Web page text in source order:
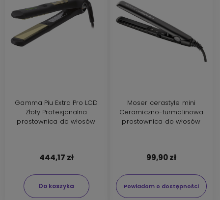
Gamma Piu Extra Pro LCD
Złoty Profesjonalna
prostownica do włosów
444,17 zł
Do koszyka
Moser cerastyle mini
Ceramiczno-turmalinowa
prostownica do włosów
99,90 zł
Powiadom o dostępności